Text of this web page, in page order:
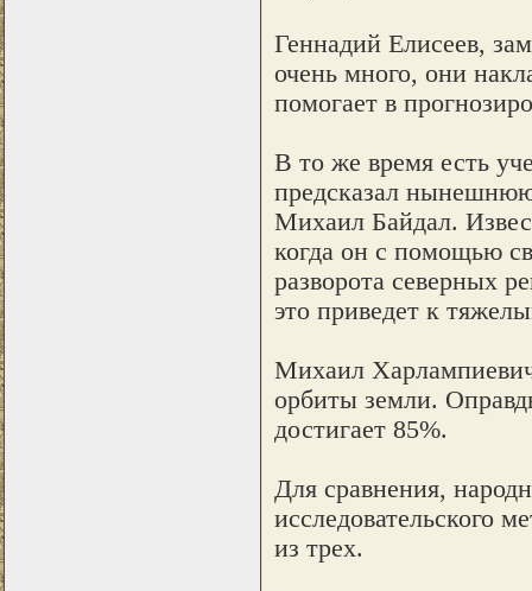
Геннадий Елисеев,
очень много, они
помогает в
В то же время есть
предсказал
Михаил Байдал.
когда он с помощью
разворота северных
это приведет к
Михаил
орбиты земли.
достигает 85%.
Для сравнения,
исследовательского
из трех.